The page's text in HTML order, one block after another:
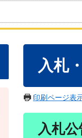
入札
印刷ページ表
入札